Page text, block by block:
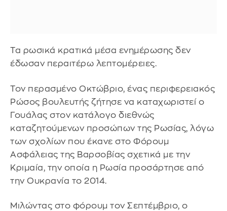
Τα ρωσικά κρατικά μέσα ενημέρωσης δεν
έδωσαν περαιτέρω λεπτομέρειες.
Τον περασμένο Οκτώβριο, ένας περιφερειακός
Ρώσος βουλευτής ζήτησε να καταχωριστεί ο
Γουάλας στον κατάλογο διεθνώς
καταζητούμενων προσώπων της Ρωσίας, λόγω
των σχολίων που έκανε στο Φόρουμ
Ασφάλειας της Βαρσοβίας σχετικά με την
Κριμαία, την οποία η Ρωσία προσάρτησε από
την Ουκρανία το 2014.
Μιλώντας στο φόρουμ τον Σεπτέμβριο, ο